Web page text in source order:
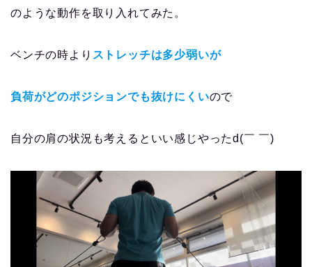
のような動作を取り入れてみた。
ベンチの時より ストレッチは多少弱いが
負荷がどのポジションでも抜けにくいので
自分の肩の状況も考えるといい感じやったd(￣ ￣)